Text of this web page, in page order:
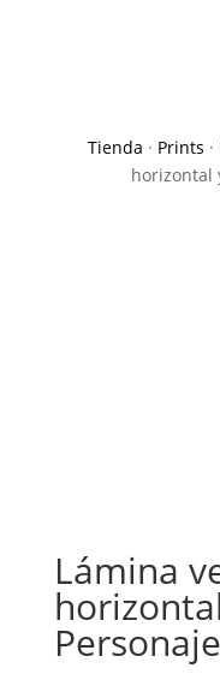
Tienda · Prints ·
horizontal
Lámina